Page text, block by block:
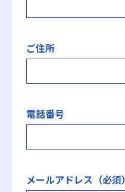
ご住所
電話番号
メールアドレス（必須）